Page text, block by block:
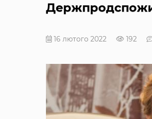
16 лютого 2022 192